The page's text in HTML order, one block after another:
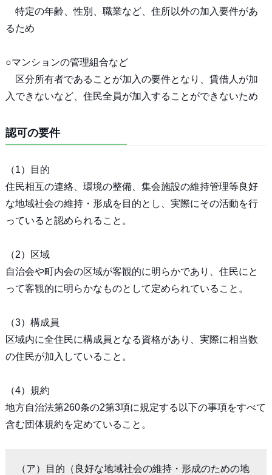
特定の年齢、性別、職業など、住所以外の加入要件があ
るため
○マンションの管理組合など
区分所有者であることが加入の要件となり、賃借人が加
入できないなど、住民全員が加入することができないため
認可の要件
（1）目的
住民相互の連絡、環境の整備、集会施設の維持管理等良好
な地域社会の維持・形成を目的とし、実際にその活動を行
っていると認められること。
（2）区域
自治会や町内会の区域が客観的に明らかであり、住民にと
って客観的に明らかなものとして定められていること。
（3）構成員
区域内に全住民に構成員となる資格があり、実際に相当数
の住民が加入していること。
（4）規約
地方自治法第260条の2第3項に規定する以下の事項をすべて
含む団体規約を定めていること。
（ア）目的（良好な地域社会の維持・形成のための地